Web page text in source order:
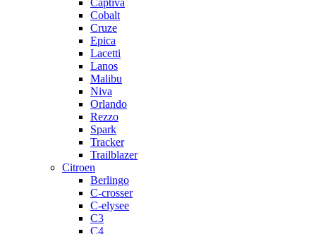
Captiva
Cobalt
Cruze
Epica
Lacetti
Lanos
Malibu
Niva
Orlando
Rezzo
Spark
Tracker
Trailblazer
Citroen
Berlingo
C-crosser
C-elysee
C3
C4